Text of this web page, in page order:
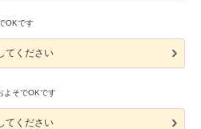
OKです
てください
よそでOKです
てください